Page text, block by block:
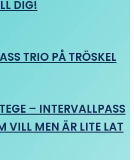
DIG!
TRIO PÅ TRÖSKEL
– INTERVALLPASS
VILL MEN ÄR LITE LAT